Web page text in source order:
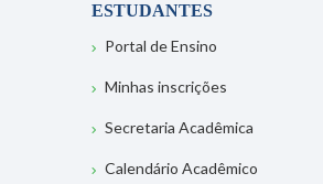
ESTUDANTES
Portal de Ensino
Minhas inscrições
Secretaria Acadêmica
Calendário Acadêmico